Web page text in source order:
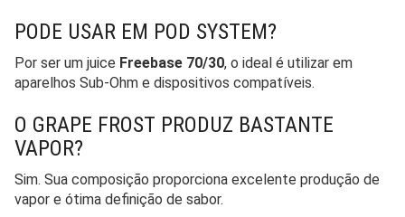
PODE USAR EM POD SYSTEM?
Por ser um juice Freebase 70/30, o ideal é utilizar em
aparelhos Sub-Ohm e dispositivos compatíveis.
O GRAPE FROST PRODUZ BASTANTE
VAPOR?
Sim. Sua composição proporciona excelente produção de
vapor e ótima definição de sabor.